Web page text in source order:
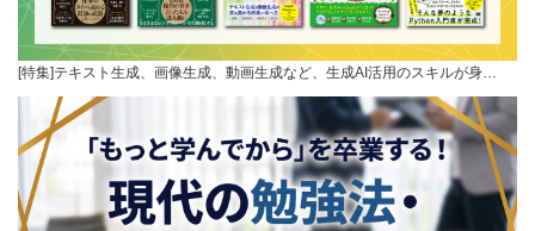
[特集]テキスト生成、画像生成、動画生成など、生成AI活用のスキルが身…